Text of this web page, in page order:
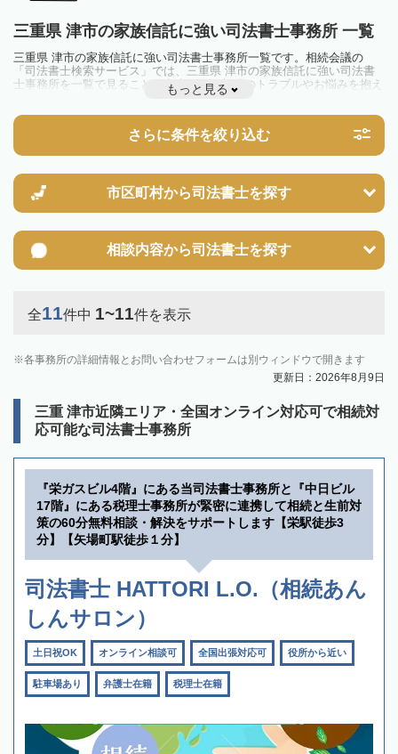
三重県 津市の家族信託に強い司法書士事務所 一覧
三重県 津市の家族信託に強い司法書士事務所一覧です。相続会議の
「司法書士検索サービス」では、三重県 津市の家族信託に強い司法書
士事務所を一覧で見ることが出来ます。相続のトラブルやお悩みを抱え
ている方は一度近隣の司法書士に相談してみましょう。
もっと見る
さらに条件を絞り込む
市区町村から司法書士を探す
相談内容から司法書士を探す
全11件中 1~11件を表示
各事務所の詳細情報とお問い合わせフォームは別ウィンドウで開きます
更新日：2026年8月9日
三重 津市近隣エリア・全国オンライン対応可で相続対
応可能な司法書士事務所
『栄ガスビル4階』にある当司法書士事務所と『中日ビル
17階』にある税理士事務所が緊密に連携して相続と生前対
策の60分無料相談・解決をサポートします【栄駅徒歩3
分】【矢場町駅徒歩１分】
司法書士 HATTORI L.O.（相続あん
しんサロン）
土日祝OK オンライン相談可 全国出張対応可 役所から近い
駐車場あり 弁護士在籍 税理士在籍